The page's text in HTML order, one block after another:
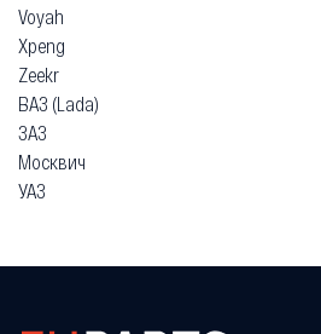
Voyah
Xpeng
Zeekr
ВАЗ (Lada)
ЗАЗ
Москвич
УАЗ